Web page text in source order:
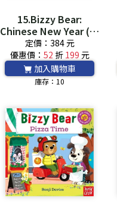
15.Bizzy Bear:
Chinese New Year (硬
頁書)(英國版) *附音檔
QRCode*
定價：384 元
優惠價： 52 折 199 元
加入購物車
庫存：10